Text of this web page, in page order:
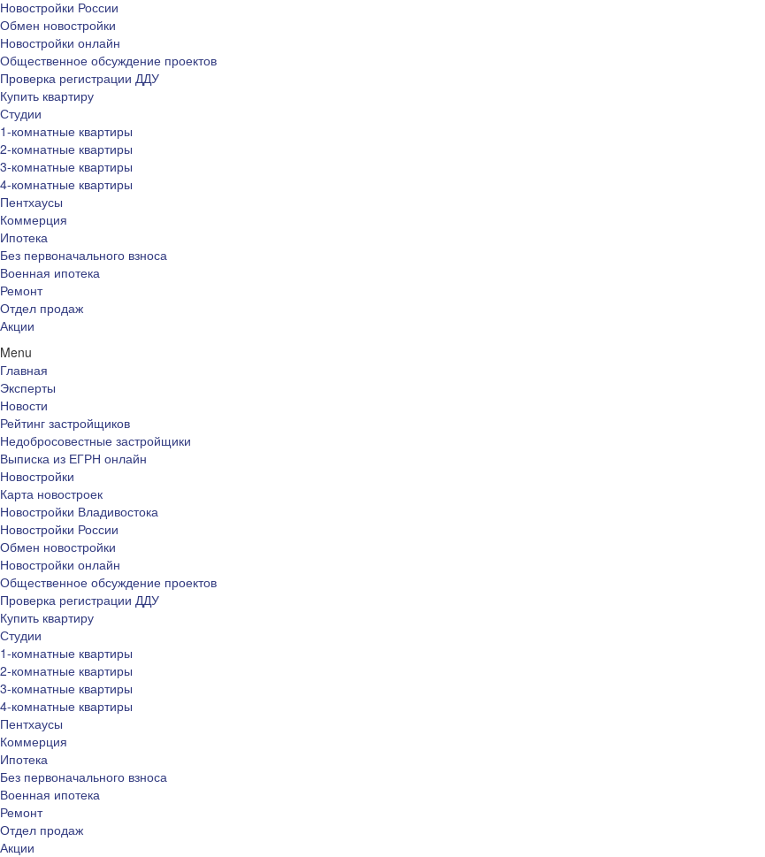
Новостройки России
Обмен новостройки
Новостройки онлайн
Общественное обсуждение проектов
Проверка регистрации ДДУ
Купить квартиру
Студии
1-комнатные квартиры
2-комнатные квартиры
3-комнатные квартиры
4-комнатные квартиры
Пентхаусы
Коммерция
Ипотека
Без первоначального взноса
Военная ипотека
Ремонт
Отдел продаж
Акции
Menu
Главная
Эксперты
Новости
Рейтинг застройщиков
Недобросовестные застройщики
Выписка из ЕГРН онлайн
Новостройки
Карта новостроек
Новостройки Владивостока
Новостройки России
Обмен новостройки
Новостройки онлайн
Общественное обсуждение проектов
Проверка регистрации ДДУ
Купить квартиру
Студии
1-комнатные квартиры
2-комнатные квартиры
3-комнатные квартиры
4-комнатные квартиры
Пентхаусы
Коммерция
Ипотека
Без первоначального взноса
Военная ипотека
Ремонт
Отдел продаж
Акции